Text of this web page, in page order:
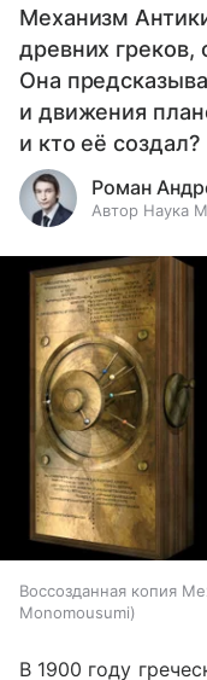
Механизм
древних
Она
и движения
и кто её создал?
Роман
Автор Наука
Воссозданная копия
Monomousumi
В 1900 году